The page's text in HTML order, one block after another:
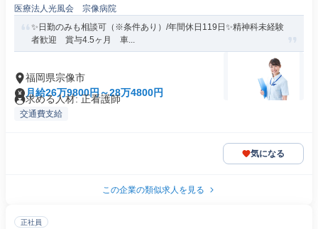
医療法人光風会 宗像病院
✨日勤のみも相談可（※条件あり）/年間休日119日✨精神科未経験
者歓迎 賞与4.5ヶ月 車...
福岡県宗像市
月給26万9800円～28万4800円
求める人材: 正看護師
交通費支給
気になる
この企業の類似求人を見る
正社員